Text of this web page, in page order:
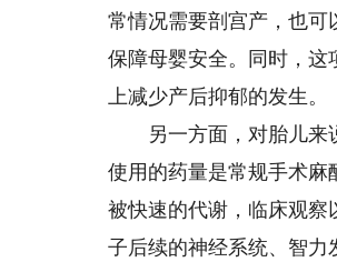
常情况需要剖宫产，也
保障母婴安全。同时，这
上减少产后抑郁的发生。
另一方面，对胎儿来说
使用的药量是常规手术麻
被快速的代谢，临床观
子后续的神经系统、智力